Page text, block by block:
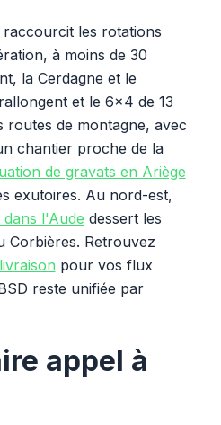
les rotations
à moins de 30
la Cerdagne et le
et le 6x4 de 13
routes de montagne, avec
chantier proche de la
de gravats en Ariège
exutoires. Au nord-est,
l'Aude dessert les
Corbières. Retrouvez
pour vos flux
reste unifiée par
appel à